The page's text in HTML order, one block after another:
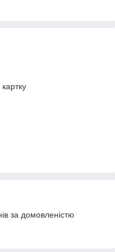
за домовленістю